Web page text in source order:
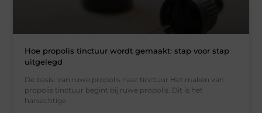
Hoe propolis tinctuur wordt gemaakt: stap voor stap
uitgelegd
De basis: van ruwe propolis naar tinctuur Het maken van
propolis tinctuur begint bij ruwe propolis. Dit is het
harsachtige